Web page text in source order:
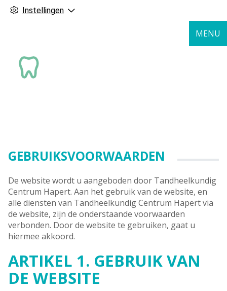
Instellingen
MENU
GEBRUIKSVOORWAARDEN
De website wordt u aangeboden door Tandheelkundig
Centrum Hapert. Aan het gebruik van de website, en
alle diensten van Tandheelkundig Centrum Hapert via
de website, zijn de onderstaande voorwaarden
verbonden. Door de website te gebruiken, gaat u
hiermee akkoord.
ARTIKEL 1. GEBRUIK VAN
DE WEBSITE